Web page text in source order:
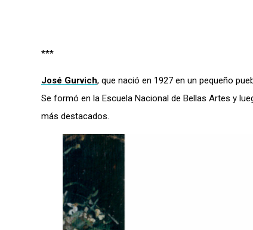
***
José Gurvich, que nació en 1927 en un pequeño
Se formó en la Escuela Nacional de Bellas Artes y
más destacados.